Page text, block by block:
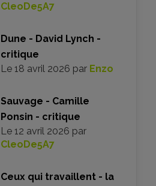
CleoDe5A7
Dune - David Lynch -
critique
Le 18 avril 2026 par Enzo
Sauvage - Camille
Ponsin - critique
Le 12 avril 2026 par
CleoDe5A7
Ceux qui travaillent - la